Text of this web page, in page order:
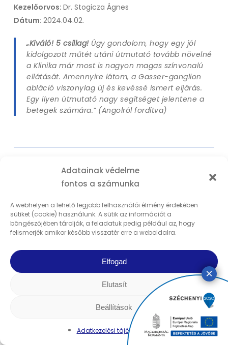
Adatainak védelme
fontos a számunka
A webhelyen a lehető legjobb felhasználói élmény érdekében
sütiket (cookie) használunk. A sütik az információt a
böngészőjében tárolják, a feladatuk pedig például az, hogy
felismerjék amikor később visszatér erre a weboldalra.
Elfogad
Elutasít
Beállítások
Adatkezelési tájékoztató
Kezelőorvos:Dr. Stogicza Ágnes
Dátum:2024.04.02.
„Kiváló! 5 csillag! Úgy gondolom, hogy egy jól
kidolgozott műtét utáni útmutató tovább növelné
a Klinika már most is nagyon magas színvonalú
ellátását. Amennyire látom, a Gasser-ganglion
abláció viszonylag új és kevéssé ismert eljárás.
Egy ilyen útmutató nagy segítséget jelentene a
betegek számára.” (Angolról fordítva)
Luke Kearns (42)
Budapest
Eset:
fájdalom – több snowboard-baleset után
„Három alkalommal vettem részt PRP-kezelésen.
Az első két beavatkozás fájdalommentes volt,